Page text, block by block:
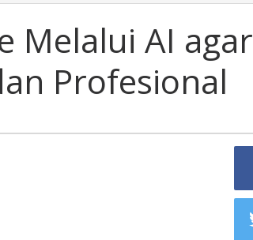
Melalui AI agar
Profesional